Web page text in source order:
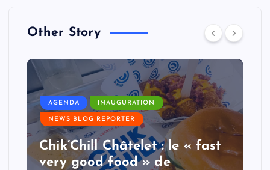
Other Story
AGENDA INAUGURATION
NEWS BLOG REPORTER
Chik’Chill Châtelet : le « fast
very good food » de